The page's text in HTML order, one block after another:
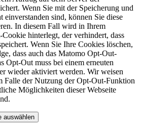
Wenn Sie mit der Speicherung und
sind, können Sie diese
In diesem Fall wird in Ihrem
hinterlegt, der verhindert, dass
Wenn Sie Ihre Cookies löschen,
dass auch das Matomo Opt-Out-
Opt-Out muss bei einem erneuten
wieder aktiviert werden. Wir weisen
Falle der Nutzung der Opt-Out-Funktion
Möglichkeiten dieser Webseite
auswählen